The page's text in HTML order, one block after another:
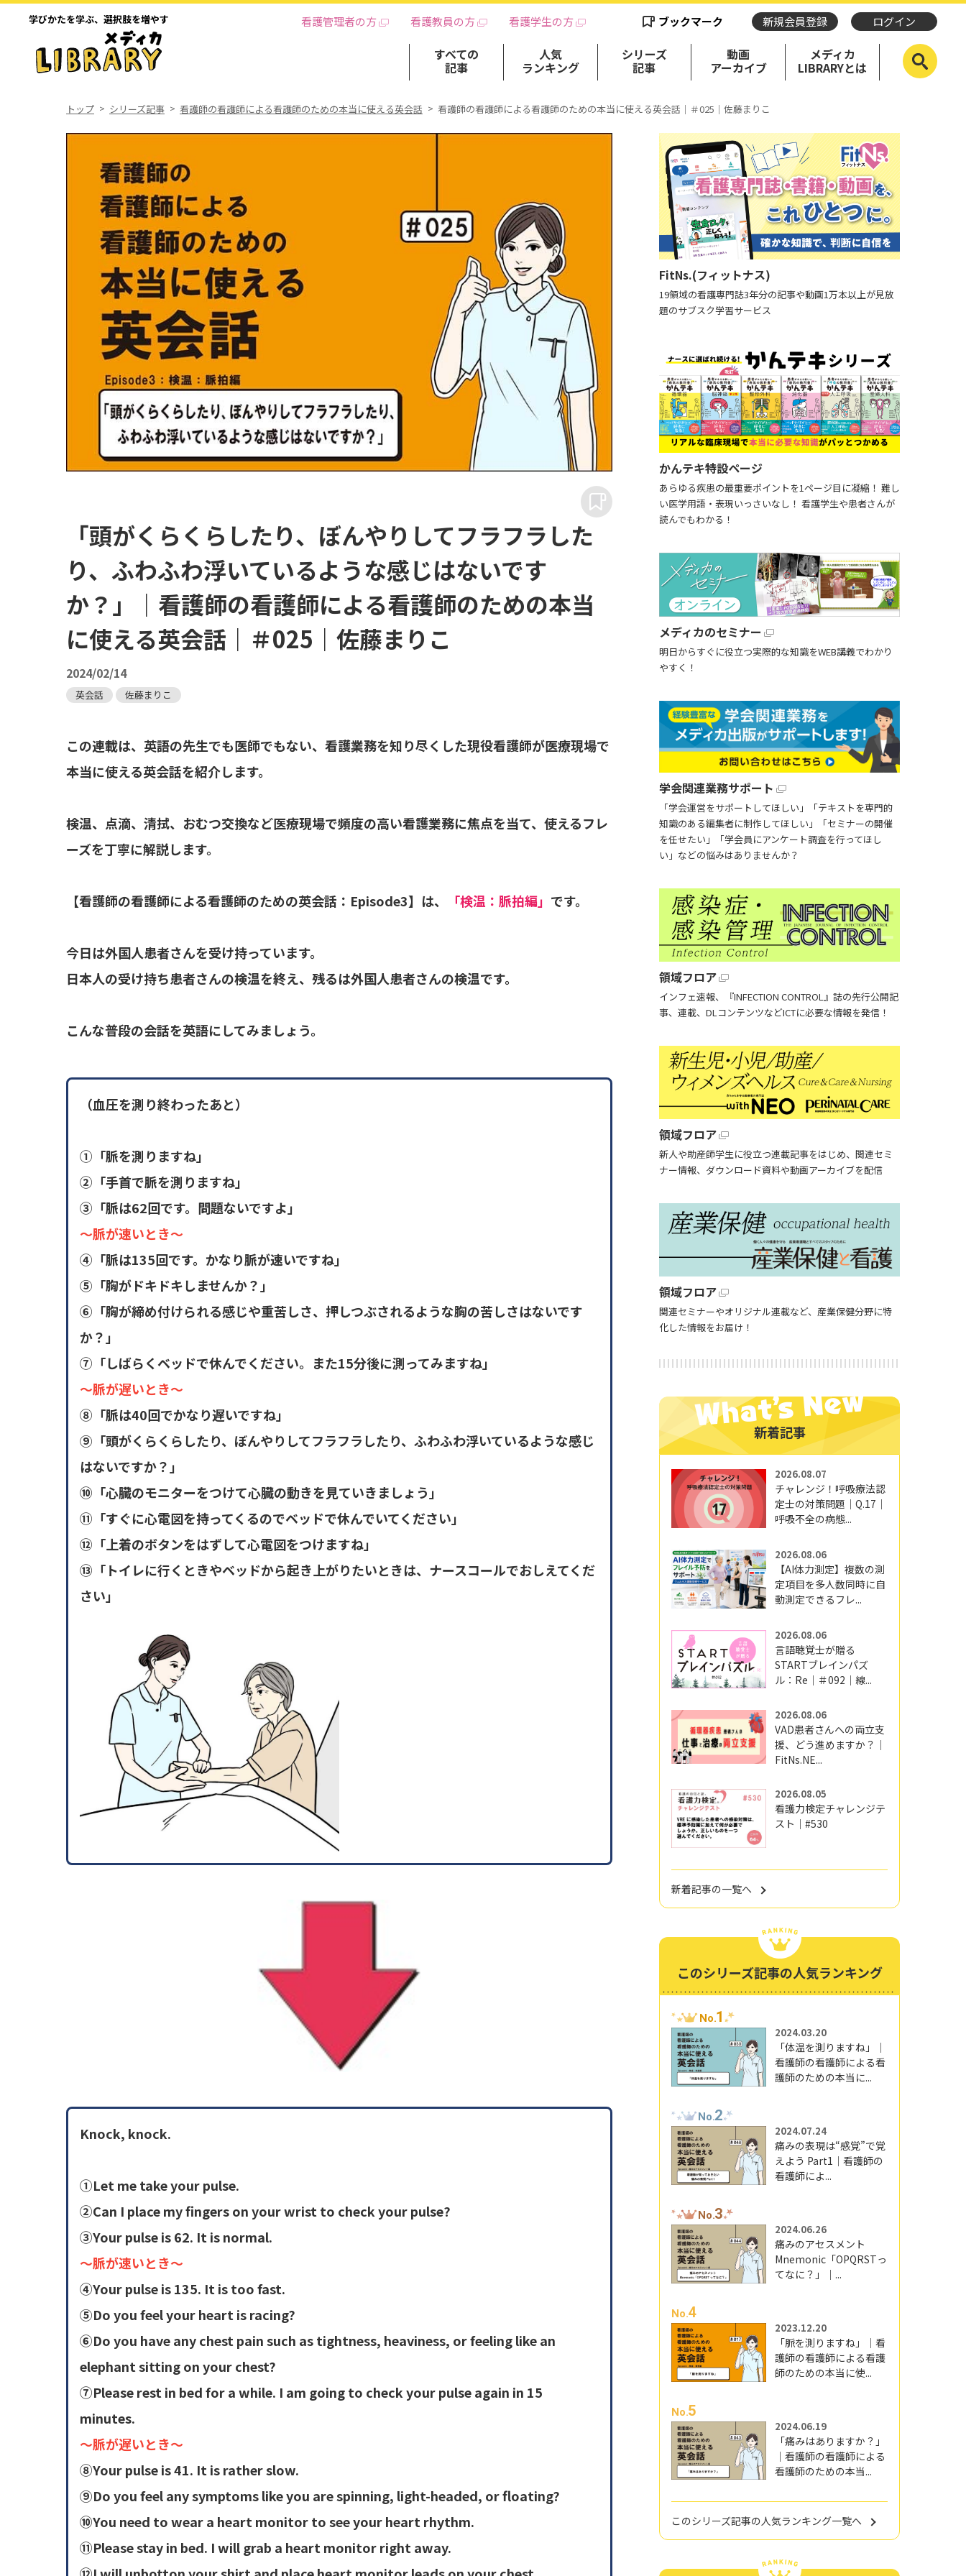
学びかたを学ぶ、 選択肢を増やす 看護管理者の方 看護教員の方 看護学生の方 ブックマーク 新規会員登録 ログイン
すべての
記事
人気
ランキング
シリーズ
記事
動画
アーカイブ
メディカ
LIBRARYとは
トップ シリーズ記事 看護師の看護師による看護師のための本当に使える英会話 看護師の看護師による看護師のための本当に使える英会話｜＃025｜佐藤まりこ
「頭がくらくらしたり、ぼんやりしてフラフラした
り、ふわふわ浮いているような感じはないです
か？」｜看護師の看護師による看護師のための本当
に使える英会話｜＃025｜佐藤まりこ
2024/02/14
英会話 佐藤まりこ
この連載は、英語の先生でも医師でもない、看護業務を知り尽くした現役看護師が医療現場で
本当に使える英会話を紹介します。
検温、点滴、清拭、おむつ交換など医療現場で頻度の高い看護業務に焦点を当て、使えるフレ
ーズを丁寧に解説します。
【看護師の看護師による看護師のための英会話：Episode3】は、 「検温：脈拍編」 です。
今日は外国人患者さんを受け持っています。
日本人の受け持ち患者さんの検温を終え、残るは外国人患者さんの検温です。
こんな普段の会話を英語にしてみましょう。
（血圧を測り終わったあと）
①「脈を測りますね」
②「手首で脈を測りますね」
③「脈は62回です。問題ないですよ」
～脈が速いとき～
④「脈は135回です。かなり脈が速いですね」
⑤「胸がドキドキしませんか？」
⑥「胸が締め付けられる感じや重苦しさ、押しつぶされるような胸の苦しさはないです
か？」
⑦「しばらくベッドで休んでください。また15分後に測ってみますね」
～脈が遅いとき～
⑧「脈は40回でかなり遅いですね」
⑨「頭がくらくらしたり、ぼんやりしてフラフラしたり、ふわふわ浮いているような感じ
はないですか？」
⑩「心臓のモニターをつけて心臓の動きを見ていきましょう」
⑪「すぐに心電図を持ってくるのでベッドで休んでいてください」
⑫「上着のボタンをはずして心電図をつけますね」
⑬「トイレに行くときやベッドから起き上がりたいときは、ナースコールでおしえてくだ
さい」
Knock, knock.
①Let me take your pulse.
②Can I place my fingers on your wrist to check your pulse?
③Your pulse is 62. It is normal.
～脈が速いとき～
④Your pulse is 135. It is too fast.
⑤Do you feel your heart is racing?
⑥Do you have any chest pain such as tightness, heaviness, or feeling like an
elephant sitting on your chest?
⑦Please rest in bed for a while. I am going to check your pulse again in 15
minutes.
～脈が遅いとき～
⑧Your pulse is 41. It is rather slow.
⑨Do you feel any symptoms like you are spinning, light-headed, or floating?
⑩You need to wear a heart monitor to see your heart rhythm.
⑪Please stay in bed. I will grab a heart monitor right away.
FitNs.(フィットナス)
19領域の看護専門誌3年分の記事や動画1万本以上が見放
題のサブスク学習サービス
かんテキ特設ページ
あらゆる疾患の最重要ポイントを1ページ目に凝縮！ 難し
い医学用語・表現いっさいなし！ 看護学生や患者さんが
読んでもわかる！
メディカのセミナー
明日からすぐに役立つ実際的な知識をWEB講義でわかり
やすく！
学会関連業務サポート
「学会運営をサポートしてほしい」「テキストを専門的
知識のある編集者に制作してほしい」「セミナーの開催
を任せたい」「学会員にアンケート調査を行ってほし
い」などの悩みはありませんか？
領域フロア
インフェ速報、『INFECTION CONTROL』誌の先行公開記
事、連載、DLコンテンツなどICTに必要な情報を発信！
領域フロア
新人や助産師学生に役立つ連載記事をはじめ、関連セミ
ナー情報、ダウンロード資料や動画アーカイブを配信
領域フロア
関連セミナーやオリジナル連載など、産業保健分野に特
化した情報をお届け！
新着記事
2026.08.07
チャレンジ！呼吸療法認
定士の対策問題｜Q.17｜
呼吸不全の病態...
2026.08.06
【AI体力測定】複数の測
定項目を多人数同時に自
動測定できるフレ...
2026.08.06
言語聴覚士が贈る
STARTブレインパズ
ル：Re｜＃092｜線...
2026.08.06
VAD患者さんへの両立支
援、どう進めますか？｜
FitNs.NE...
2026.08.05
看護力検定チャレンジテ
スト｜#530
新着記事の一覧へ
このシリーズ記事の人気ランキング
No.1
2024.03.20
「体温を測りますね」｜
看護師の看護師による看
護師のための本当に...
No.2
2024.07.24
痛みの表現は“感覚”で覚
えよう Part1｜看護師の
看護師によ...
No.3
2024.06.26
痛みのアセスメント
Mnemonic「OPQRSTっ
てなに？」｜...
No.4
2023.12.20
「脈を測りますね」｜看
護師の看護師による看護
師のための本当に使...
No.5
2024.06.19
「痛みはありますか？」
｜看護師の看護師による
看護師のための本当...
このシリーズ記事の人気ランキング一覧へ